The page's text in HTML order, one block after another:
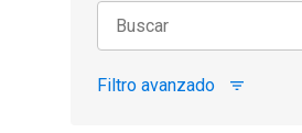
Filtro avanzado filter_list